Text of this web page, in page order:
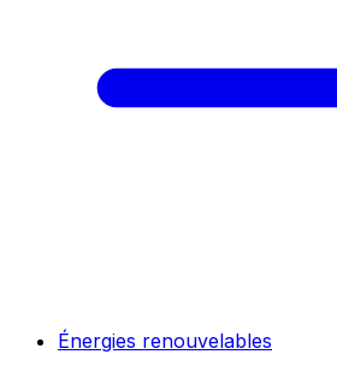
Énergies renouvelables